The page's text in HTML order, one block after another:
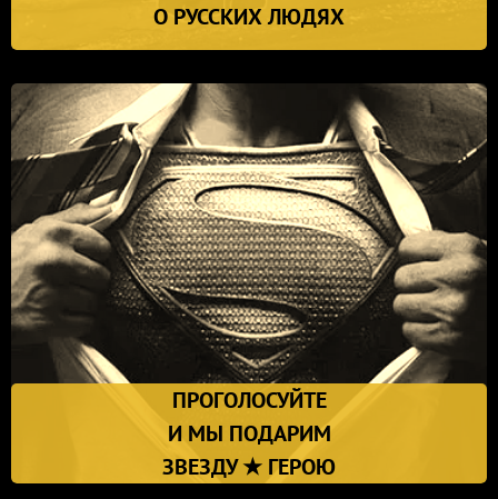
О РУССКИХ ЛЮДЯХ
ПРОГОЛОСУЙТЕ
И МЫ ПОДАРИМ
ЗВЕЗДУ ★ ГЕРОЮ